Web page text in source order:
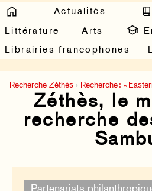
Actualités
Littérature
Arts
Librairies francophones
Recherche Zéthès › Recherche : «
Zéthès, le
recherche
Partenariats